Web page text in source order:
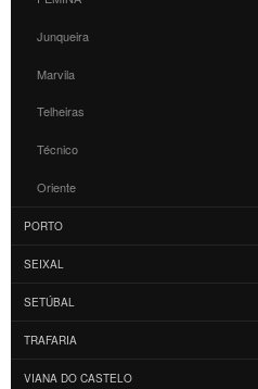
Junqueira
Marvila
Telheiras
Técnico
Oriente
PORTO
SEIXAL
SETÚBAL
TRAFARIA
VIANA DO CASTELO